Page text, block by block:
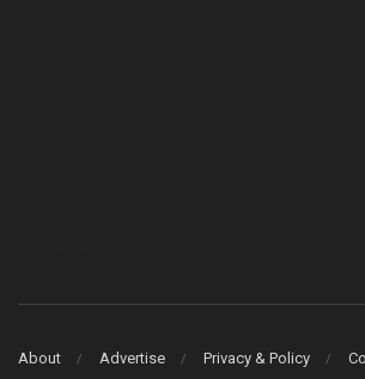
About Advertise Privacy & Policy